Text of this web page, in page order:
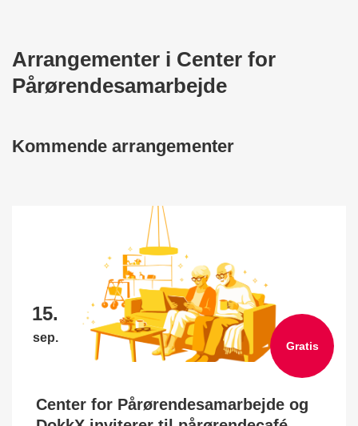
Arrangementer i Center for
Pårørendesamarbejde
Kommende arrangementer
15.
sep.
Gratis
Center for Pårørendesamarbejde og